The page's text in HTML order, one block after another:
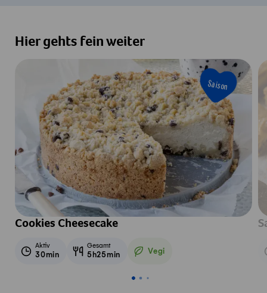
Hier gehts fein weiter
Saison
Cookies Cheesecake
Aktiv
30min
Gesamt
5h25min Vegi
Vegetarisch